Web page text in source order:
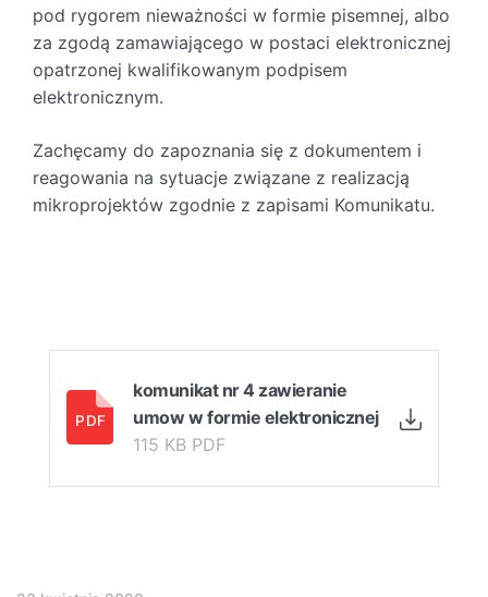
pod rygorem nieważności w formie pisemnej, albo
za zgodą zamawiającego w postaci elektronicznej
opatrzonej kwalifikowanym podpisem
elektronicznym.
Zachęcamy do zapoznania się z dokumentem i
reagowania na sytuacje związane z realizacją
mikroprojektów zgodnie z zapisami Komunikatu.
komunikat nr 4 zawieranie
umow w formie elektronicznej
115 KB PDF